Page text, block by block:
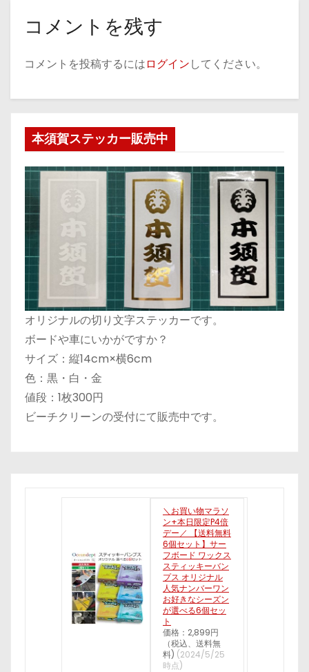
コメントを残す
コメントを投稿するにはログインしてください。
本須賀ステッカー販売中
オリジナルの切り文字ステッカーです。
ボードや車にいかがですか？
サイズ：縦14cm×横6cm
色：黒・白・金
値段：1枚300円
ビーチクリーンの受付にて販売中です。
＼お買い物マラソ
ン+本日限定P4倍
デー／ 【送料無料
6個セット】サー
フボード ワックス
スティッキーバン
プス オリジナル
人気ナンバーワン
お好きなシーズン
が選べる6個セッ
ト
価格：2,899円
（税込、送料無
料) (2024/5/25
時点)